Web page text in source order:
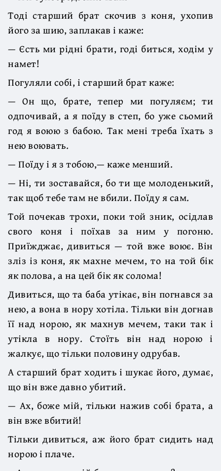
Тоді старший брат скочив з коня, ухопив
його за шию, заплакав і каже:
— Єсть ми рідні брати, годі биться, ходім у
намет!
Погуляли собі, і старший брат каже:
— Он що, брате, тепер ми погуляєм; ти
одпочивай, а я поїду в степ, бо уже сьомий
год я воюю з бабою. Так мені треба їхать з
нею воювать.
— Поїду і я з тобою,— каже менший.
— Ні, ти зоставайся, бо ти ще молоденький,
так щоб тебе там не вбили. Поїду я сам.
Той почекав трохи, поки той зник, осідлав
свого коня і поїхав за ним у погоню.
Приїжджає, дивиться — той вже воює. Він
зліз із коня, як махне мечем, то на той бік
як полова, а на цей бік як солома!
Дивиться, що та баба утікає, він погнався за
нею, а вона в нору хотіла. Тільки він догнав
її над норою, як махнув мечем, таки так і
утікла в нору. Стоїть він над норою і
жалкує, що тільки половину одрубав.
А старший брат ходить і шукає його, думає,
що він вже давно убитий.
— Ах, боже мій, тільки нажив собі брата, а
він вже вбитий!
Тільки дивиться, аж його брат сидить над
норою і плаче.